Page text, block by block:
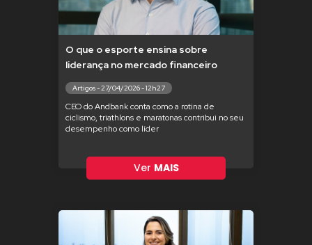
O que o esporte ensina sobre
liderança no mercado financeiro
Artigos - 27/04/2026 - 12h27
CEO do Andbank conta como a rotina de
ciclismo, triathlons e maratonas contribui no seu
desempenho como líder
Ver MAIS